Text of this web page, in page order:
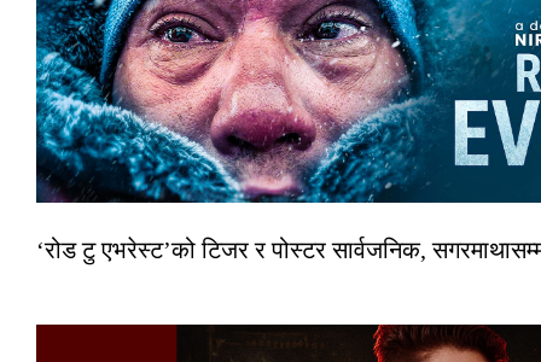
‘रोड टु एभरेस्ट’को टिजर र पोस्टर सार्वजनिक,